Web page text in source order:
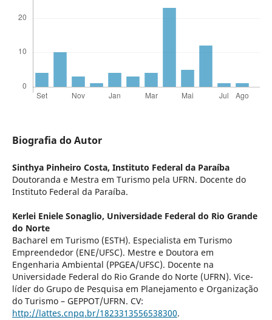
Biografia do Autor
Sinthya Pinheiro Costa, Instituto Federal da Paraíba
Doutoranda e Mestra em Turismo pela UFRN. Docente do
Instituto Federal da Paraíba.
Kerlei Eniele Sonaglio, Universidade Federal do Rio Grande
do Norte
Bacharel em Turismo (ESTH). Especialista em Turismo
Empreendedor (ENE/UFSC). Mestre e Doutora em
Engenharia Ambiental (PPGEA/UFSC). Docente na
Universidade Federal do Rio Grande do Norte (UFRN). Vice-
líder do Grupo de Pesquisa em Planejamento e Organização
do Turismo – GEPPOT/UFRN. CV:
http://lattes.cnpq.br/1823313556538300.